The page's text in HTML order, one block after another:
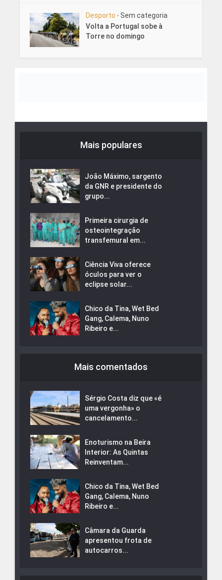
Desporto • Sem categoria
Volta a Portugal sobe à
Torre no domingo
Mais populares
João Máximo, sargento
da GNR e presidente do
grupo...
Primeira cirurgia de
osteointegração
transfemural em...
Ciência Viva oferece
óculos para ver o
eclipse solar...
Chico da Tina, Wet Bed
Gang, Calema, Nuno
Ribeiro e...
Mais comentados
Sérgio Costa diz que «é
uma vergonha» o
cancelamento...
Enoturismo na Beira
Interior: As Quintas
Reinventam...
Chico da Tina, Wet Bed
Gang, Calema, Nuno
Ribeiro e...
Câmara da Guarda
apresentou frota de
autocarros...